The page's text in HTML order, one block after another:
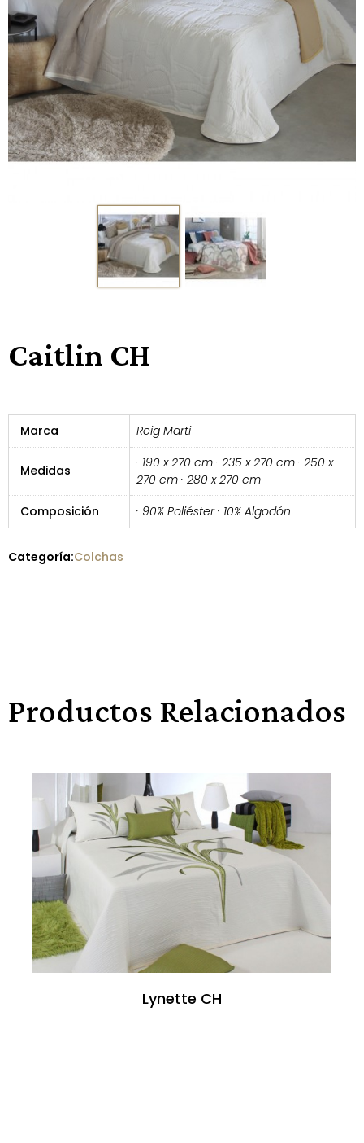
Caitlin CH
Marca Reig Marti
Medidas
· 190 x 270 cm · 235 x 270 cm · 250 x
270 cm · 280 x 270 cm
Composición
· 90% Poliéster · 10% Algodón
Categoría:Colchas
Productos Relacionados
Lynette CH